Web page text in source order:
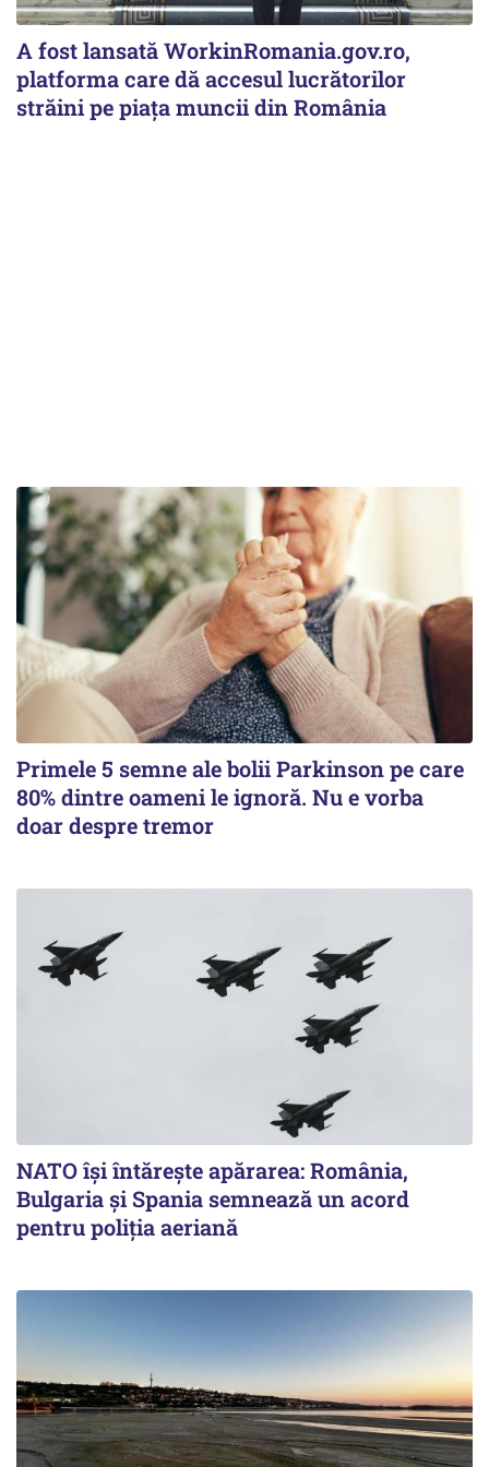
A fost lansată WorkinRomania.gov.ro,
platforma care dă accesul lucrătorilor
străini pe piața muncii din România
Primele 5 semne ale bolii Parkinson pe care
80% dintre oameni le ignoră. Nu e vorba
doar despre tremor
NATO își întărește apărarea: România,
Bulgaria și Spania semnează un acord
pentru poliția aeriană